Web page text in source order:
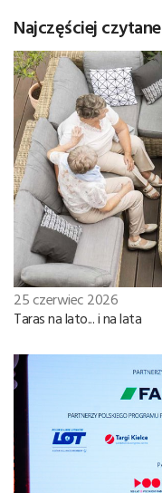
Najczęściej czytane
25 czerwiec 2026
Taras na lato... i na lata